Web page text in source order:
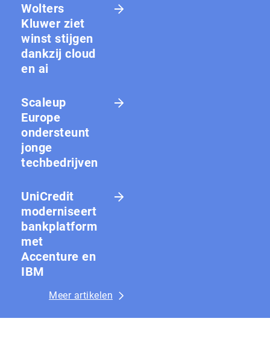
Wolters
Kluwer ziet
winst stijgen
dankzij cloud
en ai
Scaleup
Europe
ondersteunt
jonge
techbedrijven
UniCredit
moderniseert
bankplatform
met
Accenture en
IBM
Meer artikelen